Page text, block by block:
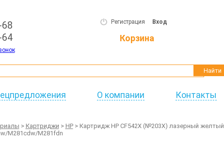
Регистрация Вход
Корзина
Найти
О компании Контакты
> Картриджи > HP> Картридж HP CF542X (№203X) лазерный желтый
M281cdw/M281fdn